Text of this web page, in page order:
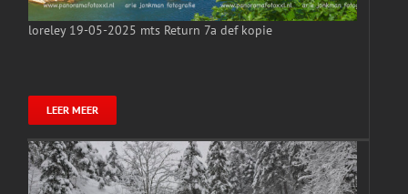
loreley 19-05-2025 mts Return 7a def kopie
LEER MEER